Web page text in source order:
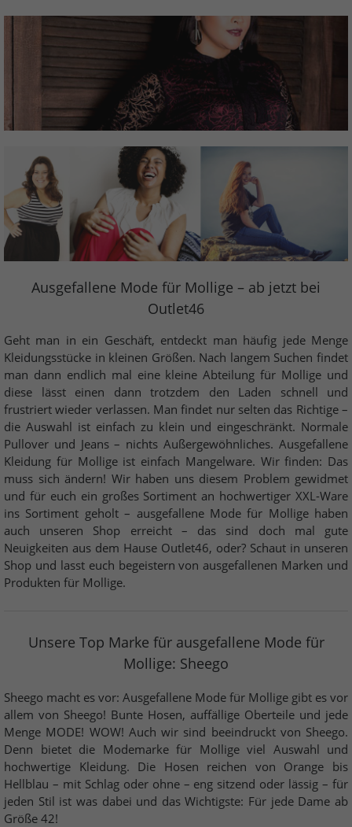
Ausgefallene Mode für Mollige – ab jetzt bei
Outlet46
Geht man in ein Geschäft, entdeckt man häufig jede Menge
Kleidungsstücke in kleinen Größen. Nach langem Suchen findet
man dann endlich mal eine kleine Abteilung für Mollige und
diese lässt einen dann trotzdem den Laden schnell und
frustriert wieder verlassen. Man findet nur selten das Richtige –
die Auswahl ist einfach zu klein und eingeschränkt. Normale
Pullover und Jeans – nichts Außergewöhnliches. Ausgefallene
Kleidung für Mollige ist einfach Mangelware. Wir finden: Das
muss sich ändern! Wir haben uns diesem Problem gewidmet
und für euch ein großes Sortiment an hochwertiger XXL-Ware
ins Sortiment geholt – ausgefallene Mode für Mollige haben
auch unseren Shop erreicht – das sind doch mal gute
Neuigkeiten aus dem Hause Outlet46, oder? Schaut in unseren
Shop und lasst euch begeistern von ausgefallenen Marken und
Produkten für Mollige.
Unsere Top Marke für ausgefallene Mode für
Mollige: Sheego
Sheego macht es vor: Ausgefallene Mode für Mollige gibt es vor
allem von Sheego! Bunte Hosen, auffällige Oberteile und jede
Menge MODE! WOW! Auch wir sind beeindruckt von Sheego.
Denn bietet die Modemarke für Mollige viel Auswahl und
hochwertige Kleidung. Die Hosen reichen von Orange bis
Hellblau – mit Schlag oder ohne – eng sitzend oder lässig – für
jeden Stil ist was dabei und das Wichtigste: Für jede Dame ab
Größe 42!